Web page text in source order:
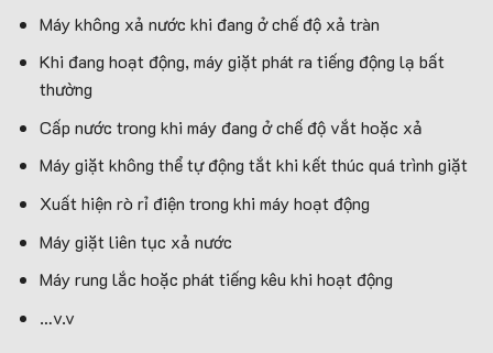
Máy không xả nước khi đang ở chế độ xả tràn
Khi đang hoạt động, máy giặt phát ra tiếng động lạ bất
thường
Cấp nước trong khi máy đang ở chế độ vắt hoặc xả
Máy giặt không thể tự động tắt khi kết thúc quá trình giặt
Xuất hiện rò rỉ điện trong khi máy hoạt động
Máy giặt liên tục xả nước
Máy rung lắc hoặc phát tiếng kêu khi hoạt động
…v.v